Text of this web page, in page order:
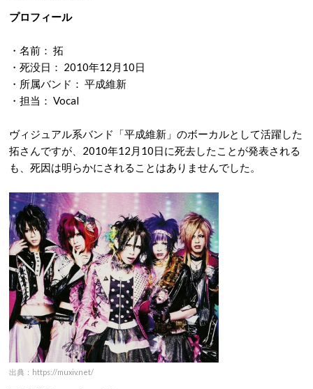
プロフィール
・名前： 拓
・死没日： 2010年12月10日
・所属バンド： 平成維新
・担当： Vocal
ヴィジュアル系バンド「平成維新」のボーカルとして活躍した
拓さんですが、2010年12月10日に死去したことが発表される
も、死因は明らかにされることはありませんでした。
出典：https://muxiv.net/